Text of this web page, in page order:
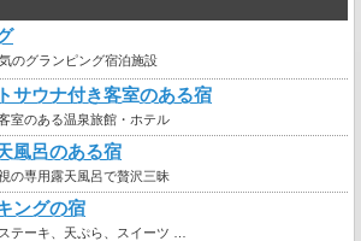
のグランピング宿泊施設
サウナ付き客室のある宿
室のある温泉旅館・ホテル
風呂のある宿
の専用露天風呂で贅沢三昧
ングの宿
テーキ、天ぷら、スイーツ …